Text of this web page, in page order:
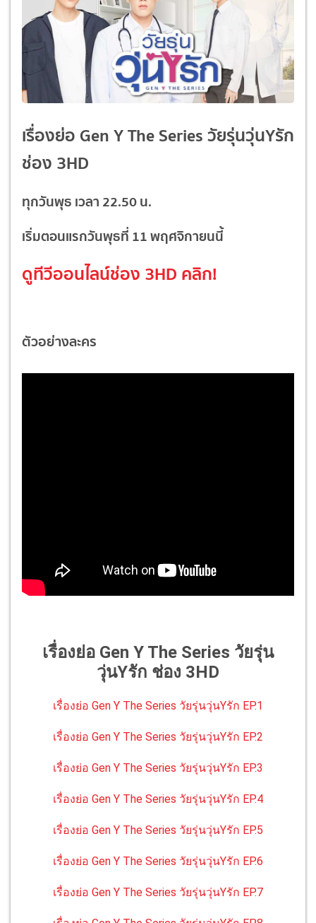
เรื่องย่อ Gen Y The Series วัยรุ่นวุ่นYรัก
ช่อง 3HD
ทุกวันพุธ เวลา 22.50 น.
เริ่มตอนแรกวันพุธที่ 11 พฤศจิกายนนี้
ดูทีวีออนไลน์ช่อง 3HD คลิก!
ตัวอย่างละคร
เรื่องย่อ Gen Y The Series วัยรุ่น
วุ่นYรัก ช่อง 3HD
เรื่องย่อ Gen Y The Series วัยรุ่นวุ่นYรัก EP.1
เรื่องย่อ Gen Y The Series วัยรุ่นวุ่นYรัก EP.2
เรื่องย่อ Gen Y The Series วัยรุ่นวุ่นYรัก EP.3
เรื่องย่อ Gen Y The Series วัยรุ่นวุ่นYรัก EP.4
เรื่องย่อ Gen Y The Series วัยรุ่นวุ่นYรัก EP.5
เรื่องย่อ Gen Y The Series วัยรุ่นวุ่นYรัก EP.6
เรื่องย่อ Gen Y The Series วัยรุ่นวุ่นYรัก EP.7